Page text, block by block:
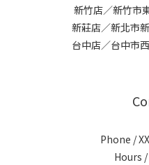
新竹店／新竹市
新莊店／新北市
台中店／台中市
Phone /
Hours /